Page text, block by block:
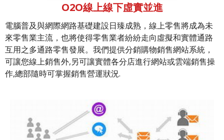
O2O線上線下虛實並進
電腦普及與網際網路基礎建設日臻成熟，線上零售將成為未
來零售業主流，也將使得零售業者紛紛走向虛擬和實體通路
互用之多通路零售發展。我們提供分銷購物銷售網站系統，
可讓您線上銷售外,另可讓實體各分店進行網站或雲端銷售操
作,總部隨時可掌握銷售營運狀況.